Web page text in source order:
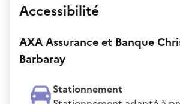
Accessibilité
AXA Assurance et Banque
Barbaray
Stationnement